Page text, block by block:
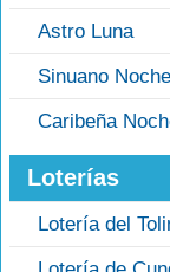
Astro Luna
Sinuano Noche
Caribeña
Loterías
Lotería del